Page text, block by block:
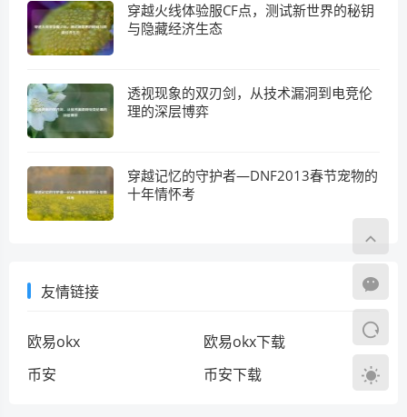
穿越火线体验服CF点，测试新世界的秘钥
与隐藏经济生态
透视现象的双刃剑，从技术漏洞到电竞伦
理的深层博弈
穿越记忆的守护者—DNF2013春节宠物的
十年情怀考
友情链接
欧易okx
欧易okx下载
币安
币安下载